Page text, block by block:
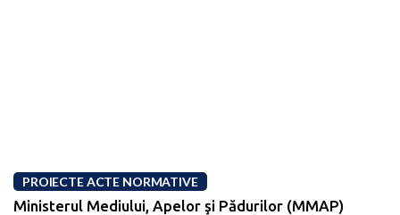
PROIECTE ACTE NORMATIVE
Ministerul Mediului, Apelor şi Pădurilor (MMAP)